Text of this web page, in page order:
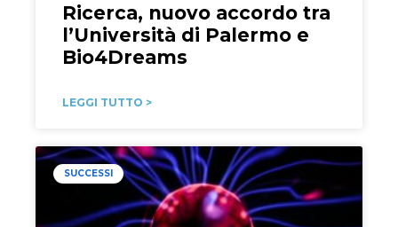
Ricerca, nuovo accordo tra
l’Università di Palermo e
Bio4Dreams
LEGGI TUTTO >
SUCCESSI